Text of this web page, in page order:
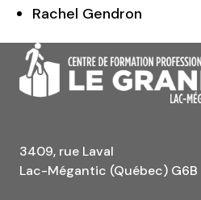
Rachel Gendron
3409, rue Laval
Lac-Mégantic (Québec) G6B